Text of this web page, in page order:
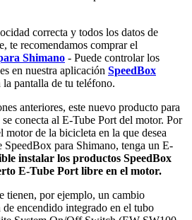
correcta y todos los datos de
te recomendamos comprar el
Shimano - Puede controlar los
en nuestra aplicación SpeedBox
la pantalla de tu teléfono.
anteriores, este nuevo producto para
conecta al E-Tube Port del motor. Por
motor de la bicicleta en la que desea
SpeedBox para Shimano, tenga un E-
instalar los productos SpeedBox
E-Tube Port libre en el motor.
tienen, por ejemplo, un cambio
encendido integrado en el tubo